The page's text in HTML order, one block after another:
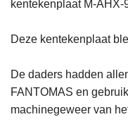
kentekenplaat M-AHX-
Deze kentekenplaat
De daders hadden
FANTOMAS en
machinegeweer van